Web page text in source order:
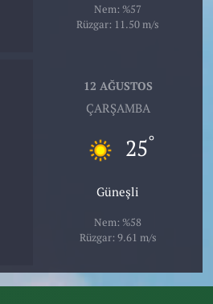
Nem: %57
Rüzgar: 11.50 m/s
12 AĞUSTOS
ÇARŞAMBA
25°
Güneşli
Nem: %58
Rüzgar: 9.61 m/s